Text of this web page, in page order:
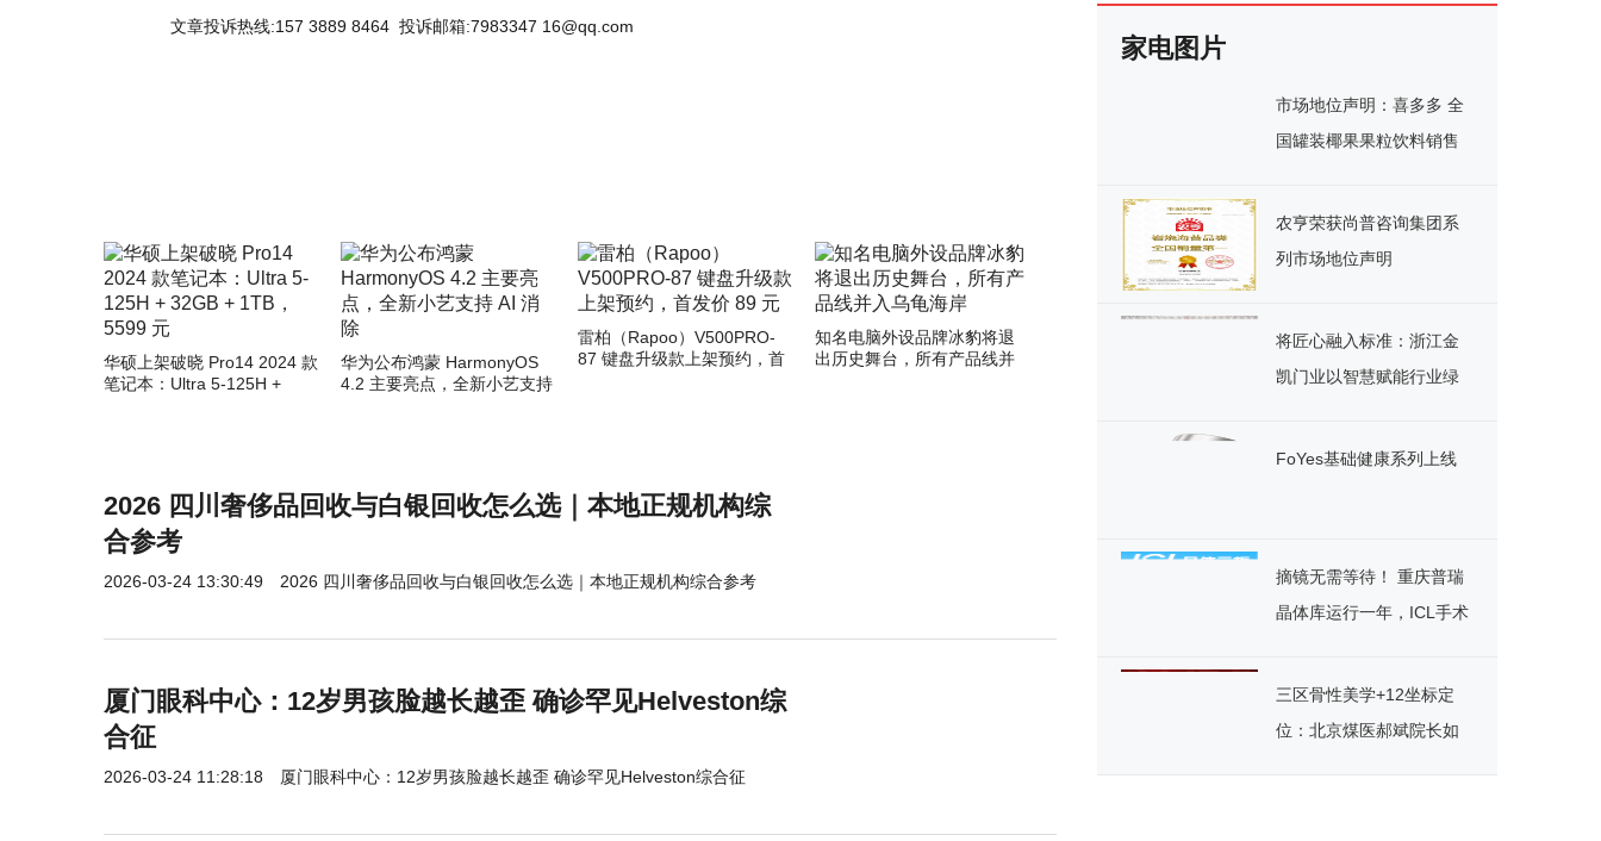
文章投诉热线:157 3889 8464 投诉邮箱:7983347 16@qq.com
华硕上架破晓 Pro14 2024 款
笔记本：Ultra 5-125H +
华为公布鸿蒙 HarmonyOS
4.2 主要亮点，全新小艺支持
雷柏（Rapoo）V500PRO-
87 键盘升级款上架预约，首
知名电脑外设品牌冰豹将退
出历史舞台，所有产品线并
2026 四川奢侈品回收与白银回收怎么选｜本地正规机构综
合参考
2026-03-24 13:30:49 2026 四川奢侈品回收与白银回收怎么选｜本地正规机构综合参考
厦门眼科中心：12岁男孩脸越长越歪 确诊罕见Helveston综
合征
2026-03-24 11:28:18 厦门眼科中心：12岁男孩脸越长越歪 确诊罕见Helveston综合征
家电图片
市场地位声明：喜多多 全
国罐装椰果果粒饮料销售
农亨荣获尚普咨询集团系
列市场地位声明
将匠心融入标准：浙江金
凯门业以智慧赋能行业绿
FoYes基础健康系列上线
摘镜无需等待！ 重庆普瑞
晶体库运行一年，ICL手术
三区骨性美学+12坐标定
位：北京煤医郝斌院长如